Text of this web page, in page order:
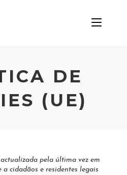
DE
(UE)
pela última vez em
a cidadãos e residentes legais